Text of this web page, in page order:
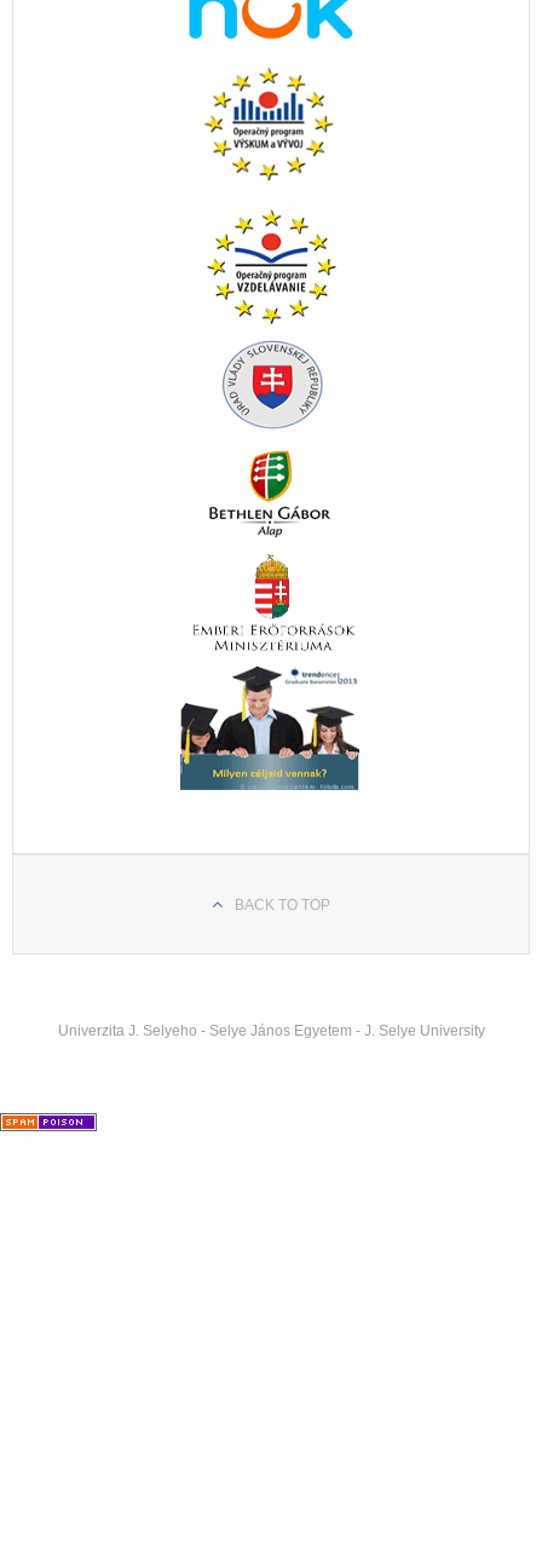
BACK TO TOP
Univerzita J. Selyeho - Selye János Egyetem - J. Selye University